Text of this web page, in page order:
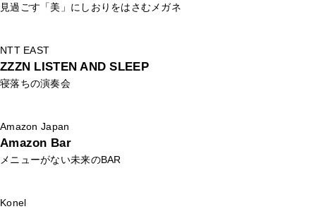
見過ごす「美」にしおりをはさむメガネ
NTT EAST
ZZZN LISTEN AND SLEEP
寝落ちの演奏会
Amazon Japan
Amazon Bar
メニューがない未来のBAR
Konel